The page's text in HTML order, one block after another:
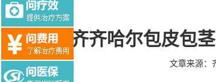
齐齐哈尔包皮包
文章来源：